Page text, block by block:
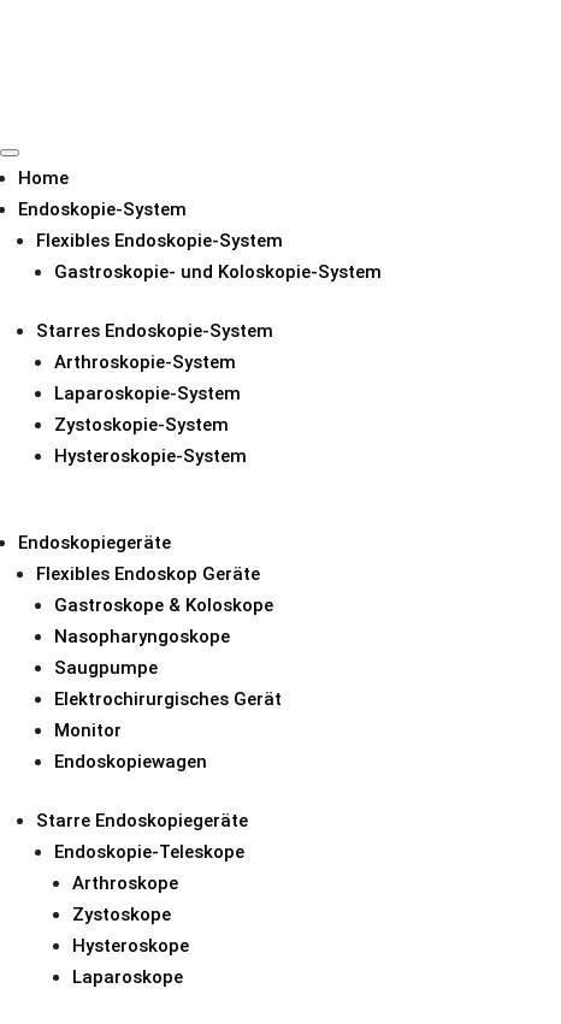
Home
Endoskopie-System
Flexibles Endoskopie-System
Gastroskopie- und Koloskopie-System
Starres Endoskopie-System
Arthroskopie-System
Laparoskopie-System
Zystoskopie-System
Hysteroskopie-System
Endoskopiegeräte
Flexibles Endoskop Geräte
Gastroskope & Koloskope
Nasopharyngoskope
Saugpumpe
Elektrochirurgisches Gerät
Monitor
Endoskopiewagen
Starre Endoskopiegeräte
Endoskopie-Teleskope
Arthroskope
Zystoskope
Hysteroskope
Laparoskope